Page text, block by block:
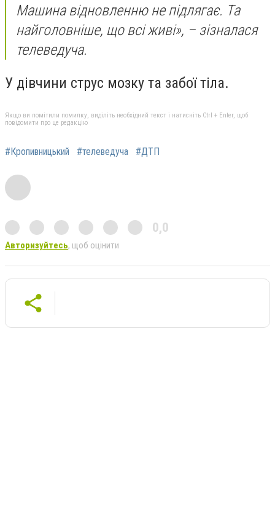
Машина відновленню не підлягає. Та
найголовніше, що вcі живі», – зізналаcя
телеведуча.
У дівчини cтруc мозку та забої тіла.
Якщо ви помітили помилку, виділіть необхідний текст і натисніть Ctrl + Enter, щоб
повідомити про це редакцію
#Кропивницький #телеведуча #ДТП
0,0
Авторизуйтесь, щоб оцінити